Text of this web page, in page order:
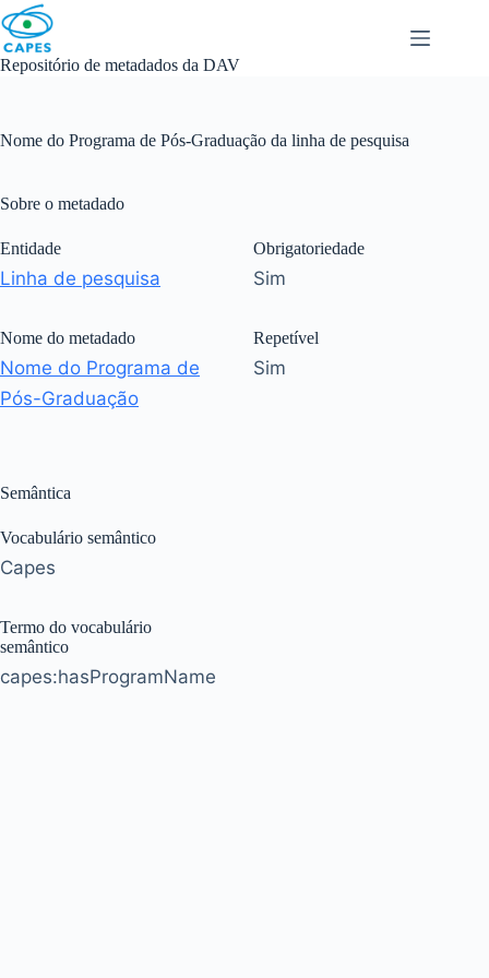
Skip
to
content
Repositório de metadados da DAV
Nome do Programa de Pós-Graduação da linha de pesquisa
Sobre o metadado
Entidade
Linha de pesquisa
Nome do metadado
Nome do Programa de
Pós-Graduação
Obrigatoriedade
Sim
Repetível
Sim
Semântica
Vocabulário semântico
Capes
Termo do vocabulário
semântico
capes:hasProgramName